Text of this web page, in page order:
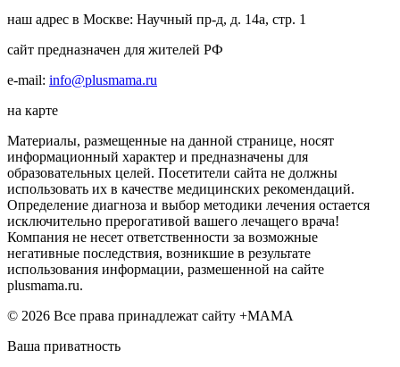
наш адрес в Москве: Научный пр-д, д. 14а, стр. 1
сайт предназначен для жителей РФ
e-mail: info@plusmama.ru
на карте
Материалы, размещенные на данной странице, носят
информационный характер и предназначены для
образовательных целей. Посетители сайта не должны
использовать их в качестве медицинских рекомендаций.
Определение диагноза и выбор методики лечения остается
исключительно прерогативой вашего лечащего врача!
Компания не несет ответственности за возможные
негативные последствия, возникшие в результате
использования информации, размешенной на сайте
plusmama.ru.
© 2026 Все права принадлежат сайту +МАМА
Ваша приватность